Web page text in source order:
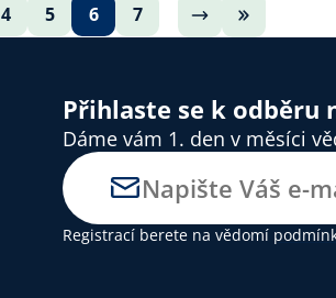
4 5 6 7
Přihlaste se k odběru
Dáme vám 1. den v měsíci
Registrací berete na vědomí